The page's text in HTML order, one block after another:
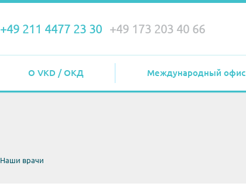
+49 211 4477 23 30 +49 173 203 40 66
О VKD / ОКД Международный офис
Наши врачи